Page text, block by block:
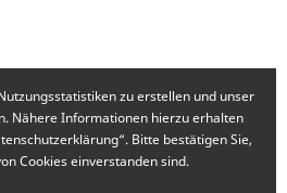
zu erstellen und unser
Nähere Informationen hierzu erhalten
Bitte bestätigen Sie,
Cookies einverstanden sind.